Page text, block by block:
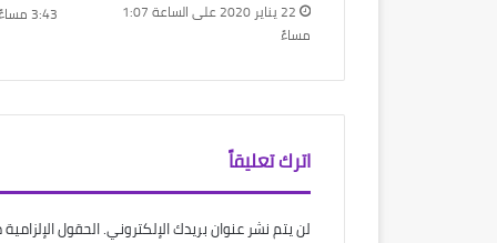
22 يناير 2020 على الساعة 1:07
مساءً
3:43 مساءً
اترك تعليقاً
لن يتم نشر عنوان بريدك الإلكتروني.الحقول